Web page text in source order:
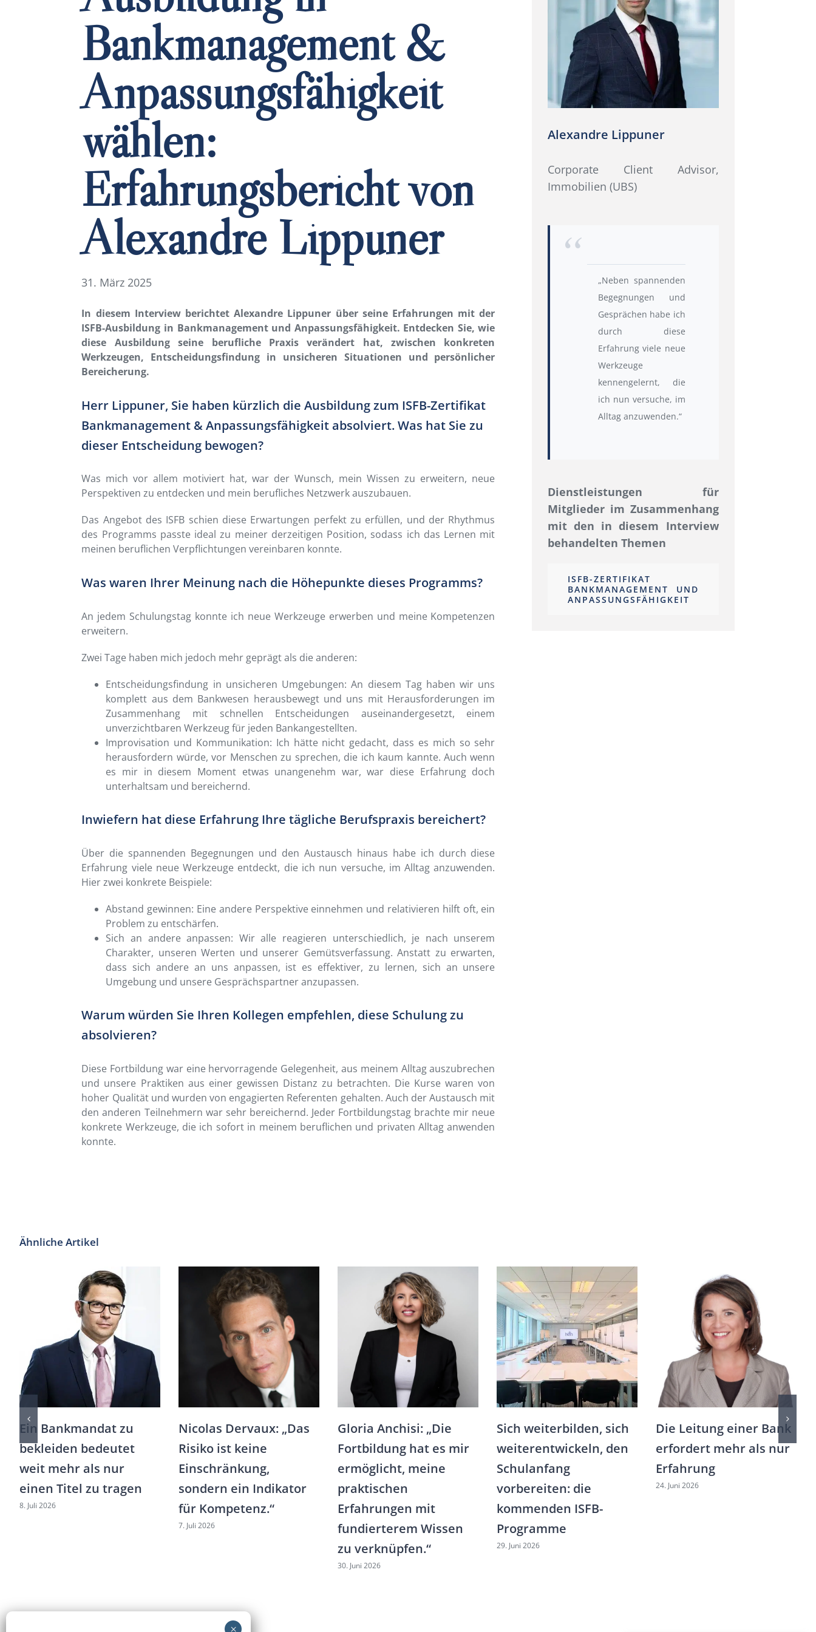
Bankmanagement &
Anpassungsfähigkeit
wählen:
Erfahrungsbericht von
Alexandre Lippuner
31. März 2025
In diesem Interview berichtet Alexandre Lippuner über seine Erfahrungen mit der
ISFB-Ausbildung in Bankmanagement und Anpassungsfähigkeit. Entdecken Sie, wie
diese Ausbildung seine berufliche Praxis verändert hat, zwischen konkreten
Werkzeugen, Entscheidungsfindung in unsicheren Situationen und persönlicher
Bereicherung.
Herr Lippuner, Sie haben kürzlich die Ausbildung zum ISFB-Zertifikat
Bankmanagement & Anpassungsfähigkeit absolviert. Was hat Sie zu
dieser Entscheidung bewogen?
Was mich vor allem motiviert hat, war der Wunsch, mein Wissen zu erweitern, neue
Perspektiven zu entdecken und mein berufliches Netzwerk auszubauen.
Das Angebot des ISFB schien diese Erwartungen perfekt zu erfüllen, und der Rhythmus
des Programms passte ideal zu meiner derzeitigen Position, sodass ich das Lernen mit
meinen beruflichen Verpflichtungen vereinbaren konnte.
Was waren Ihrer Meinung nach die Höhepunkte dieses Programms?
An jedem Schulungstag konnte ich neue Werkzeuge erwerben und meine Kompetenzen
erweitern.
Zwei Tage haben mich jedoch mehr geprägt als die anderen:
Entscheidungsfindung in unsicheren Umgebungen: An diesem Tag haben wir uns
komplett aus dem Bankwesen herausbewegt und uns mit Herausforderungen im
Zusammenhang mit schnellen Entscheidungen auseinandergesetzt, einem
unverzichtbaren Werkzeug für jeden Bankangestellten.
Improvisation und Kommunikation: Ich hätte nicht gedacht, dass es mich so sehr
herausfordern würde, vor Menschen zu sprechen, die ich kaum kannte. Auch wenn
es mir in diesem Moment etwas unangenehm war, war diese Erfahrung doch
unterhaltsam und bereichernd.
Inwiefern hat diese Erfahrung Ihre tägliche Berufspraxis bereichert?
Über die spannenden Begegnungen und den Austausch hinaus habe ich durch diese
Erfahrung viele neue Werkzeuge entdeckt, die ich nun versuche, im Alltag anzuwenden.
Hier zwei konkrete Beispiele:
Abstand gewinnen: Eine andere Perspektive einnehmen und relativieren hilft oft, ein
Problem zu entschärfen.
Sich an andere anpassen: Wir alle reagieren unterschiedlich, je nach unserem
Charakter, unseren Werten und unserer Gemütsverfassung. Anstatt zu erwarten,
dass sich andere an uns anpassen, ist es effektiver, zu lernen, sich an unsere
Umgebung und unsere Gesprächspartner anzupassen.
Warum würden Sie Ihren Kollegen empfehlen, diese Schulung zu
absolvieren?
Diese Fortbildung war eine hervorragende Gelegenheit, aus meinem Alltag auszubrechen
und unsere Praktiken aus einer gewissen Distanz zu betrachten. Die Kurse waren von
hoher Qualität und wurden von engagierten Referenten gehalten. Auch der Austausch mit
den anderen Teilnehmern war sehr bereichernd. Jeder Fortbildungstag brachte mir neue
konkrete Werkzeuge, die ich sofort in meinem beruflichen und privaten Alltag anwenden
konnte.
Alexandre Lippuner
Corporate Client Advisor,
Immobilien (UBS)
„Neben spannenden
Begegnungen und
Gesprächen habe ich
durch diese
Erfahrung viele neue
Werkzeuge
kennengelernt, die
ich nun versuche, im
Alltag anzuwenden.“
Dienstleistungen für
Mitglieder im Zusammenhang
mit den in diesem Interview
behandelten Themen
ISFB-ZERTIFIKAT
BANKMANAGEMENT UND
ANPASSUNGSFÄHIGKEIT
Ähnliche Artikel
Ein Bankmandat zu
bekleiden bedeutet
weit mehr als nur
einen Titel zu tragen
8. Juli 2026
Nicolas Dervaux: „Das
Risiko ist keine
Einschränkung,
sondern ein Indikator
für Kompetenz.“
7. Juli 2026
Gloria Anchisi: „Die
Fortbildung hat es mir
ermöglicht, meine
praktischen
Erfahrungen mit
fundierterem Wissen
zu verknüpfen.“
30. Juni 2026
Sich weiterbilden, sich
weiterentwickeln, den
Schulanfang
vorbereiten: die
kommenden ISFB-
Programme
29. Juni 2026
Die Leitung einer Bank
erfordert mehr als nur
Erfahrung
24. Juni 2026